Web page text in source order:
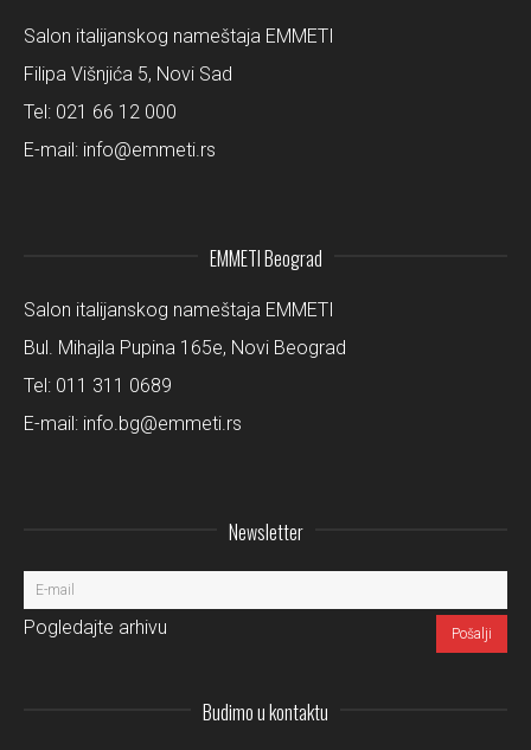
Salon italijanskog nameštaja EMMETI
Filipa Višnjića 5, Novi Sad
Tel: 021 66 12 000
E-mail: info@emmeti.rs
EMMETI Beograd
Salon italijanskog nameštaja EMMETI
Bul. Mihajla Pupina 165e, Novi Beograd
Tel: 011 311 0689
E-mail: info.bg@emmeti.rs
Newsletter
Pogledajte arhivu
Budimo u kontaktu